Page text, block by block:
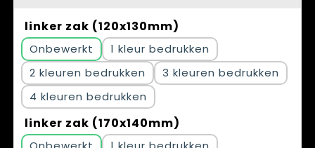
linker zak (120x130mm)
Onbewerkt
1
2
3
4
linker zak (170x140mm)